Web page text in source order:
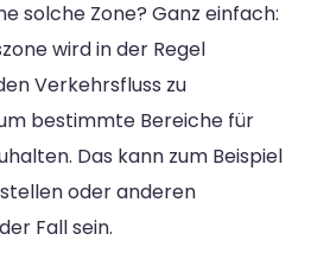
solche Zone? Ganz einfach:
wird in der Regel
Verkehrsfluss zu
bestimmte Bereiche für
Das kann zum Beispiel
oder anderen
Fall sein.